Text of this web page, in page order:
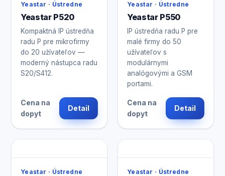
Yeastar · Ústredne
Yeastar P520
Kompaktná IP ústredňa
radu P pre mikrofirmy
do 20 užívateľov —
moderný nástupca radu
S20/S412.
Cena na
dopyt
Detail
Yeastar · Ústredne
Yeastar P550
IP ústredňa radu P pre
malé firmy do 50
užívateľov s
modulárnymi
analógovými a GSM
portami.
Cena na
dopyt
Detail
Yeastar · Ústredne Yeastar · Ústredne